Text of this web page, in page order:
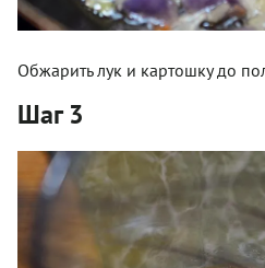
Обжарить лук и картошку до
Шаг 3